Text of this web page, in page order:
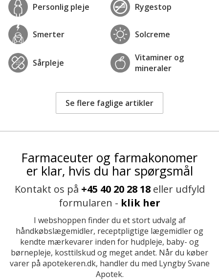
Personlig pleje Rygestop
Smerter Solcreme
Sårpleje
Vitaminer og
mineraler
Se flere faglige artikler
Farmaceuter og farmakonomer
er klar, hvis du har spørgsmål
Kontakt os på +45 40 20 28 18eller udfyld
formularen - klik her
I webshoppen finder du et stort udvalg af
håndkøbslægemidler, receptpligtige lægemidler og
kendte mærkevarer inden for hudpleje, baby- og
børnepleje, kosttilskud og meget andet. Når du køber
varer på apotekeren.dk, handler du med Lyngby Svane
Apotek.